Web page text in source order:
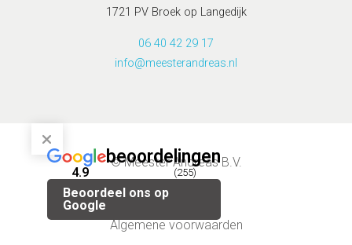
1721 PV Broek op Langedijk
06 40 42 29 17
info@meesterandreas.nl
© Meester Andreas B.V.
Privacybeleid
Algemene voorwaarden
beoordelingen
4.9 (255)
Beoordeel ons op
Google